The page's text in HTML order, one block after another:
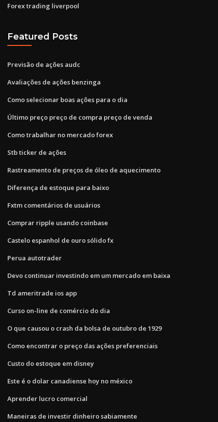
Forex trading liverpool
Featured Posts
Previsão de ações audc
Avaliações de ações benzinga
Como selecionar boas ações para o dia
Último preço preço de compra preço de venda
Como trabalhar no mercado forex
Stb ticker de ações
Rastreamento de preços de óleo de aquecimento
Diferença de estoque para baixo
Fxtm comentários de usuários
Comprar ripple usando coinbase
Castelo espanhol de ouro sólido fx
Perua autotrader
Devo continuar investindo em um mercado em baixa
Td ameritrade ios app
Curso on-line de comércio do dia
O que causou o crash da bolsa de outubro de 1929
Como encontrar o preço das ações preferenciais
Custo do estoque em disney
Este é o dolar canadiense hoy no méxico
Aprender lucro comercial
Maneiras de investir dinheiro sabiamente